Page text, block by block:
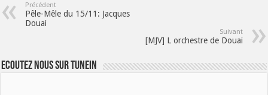
Précédent
Pêle-Mêle du 15/11: Jacques
Douai
Suivant
[MJV] L orchestre de Douai
Ecoutez nous sur TuneIn